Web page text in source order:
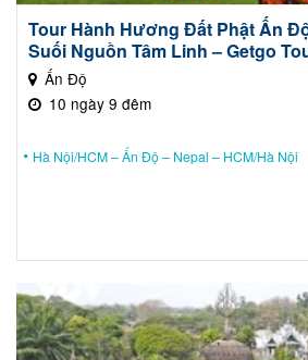
Tour Hành Hương Đất Phật Ấn
Suối Nguồn Tâm Linh – Getgo
Ấn Độ
10 ngày 9 đêm
Hà Nội/HCM – Ấn Độ – Nepal – HCM/Hà Nội